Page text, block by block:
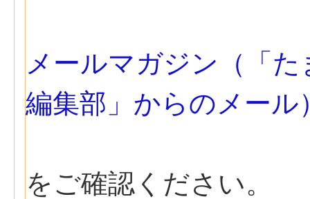
メールマガジン（「
編集部」からのメー
をご確認ください。